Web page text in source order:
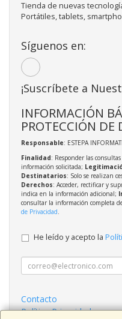
Tienda de nuevas
Portátiles, tablets,
Síguenos en:
¡Suscríbete a
INFORMACIÓN
PROTECCIÓN DE
Responsable: ESTEPA
Finalidad: Responder las
información solicitada;
Destinatarios: Solo se realizan
Derechos: Acceder, rectificar y
indica en la información adicional;
consultar la información completa
de Privacidad.
He leído y acepto la
Contacto
Política Privacidad